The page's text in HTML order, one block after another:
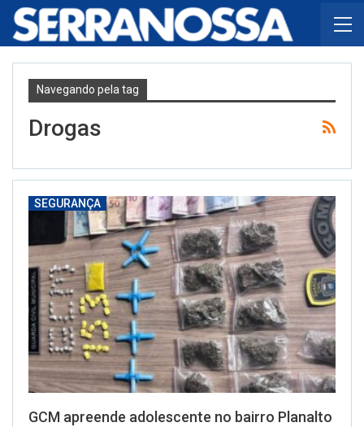
Navegando pela tag
Drogas
SEGURANÇA
GCM apreende adolescente no bairro Planalto